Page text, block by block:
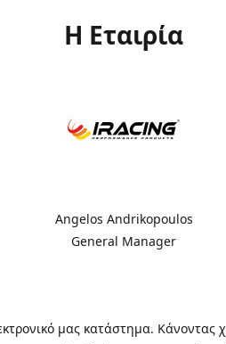
Η Εταιρία
Angelos Andrikopoulos
General Manager
μας κατάστημα. Κάνοντας